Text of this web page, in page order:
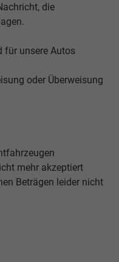
die
für unsere Autos
oder Überweisung
mehr akzeptiert
Beträgen leider nicht